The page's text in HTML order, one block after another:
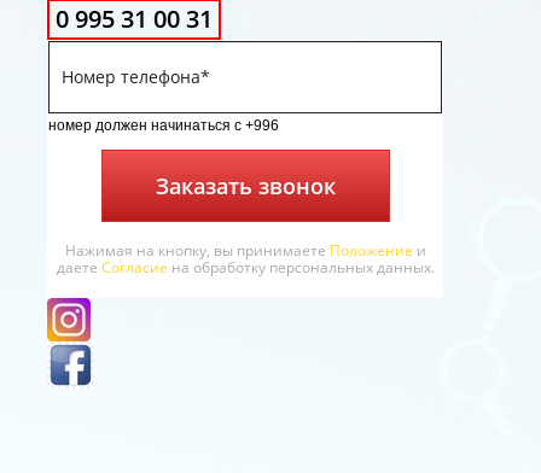
0 995 31 00 31
номер должен начинаться с +996
Заказать звонок
Нажимая на кнопку, вы принимаете Положение и
даете Согласие на обработку персональных данных.